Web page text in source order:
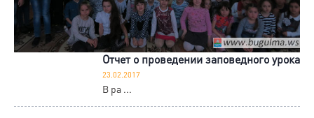
Отчет о проведении заповедного урока
23.02.2017
В ра ...